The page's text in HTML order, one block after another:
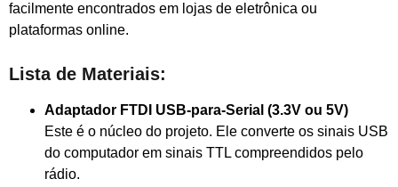
facilmente encontrados em lojas de eletrônica ou
plataformas online.
Lista de Materiais:
Adaptador FTDI USB-para-Serial (3.3V ou 5V)
Este é o núcleo do projeto. Ele converte os sinais USB
do computador em sinais TTL compreendidos pelo
rádio.